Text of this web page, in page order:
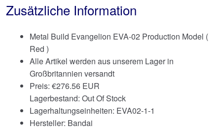
Zusätzliche Information
Metal Build Evangelion EVA-02 Production Model (
Red )
Alle Artikel werden aus unserem Lager in
Großbritannien versandt
Preis: €276.56 EUR
Lagerbestand: Out Of Stock
Lagerhaltungseinheiten: EVA02-1-1
Hersteller: Bandai